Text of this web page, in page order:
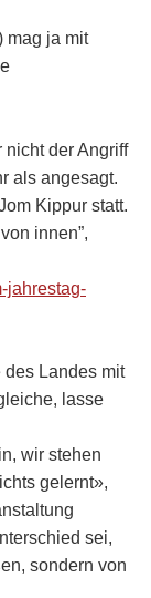
mag ja mit
der Angriff
als angesagt.
Kippur statt.
innen”,
jahrestag-
Landes mit
lasse
wir stehen
gelernt»,
sei,
sondern von